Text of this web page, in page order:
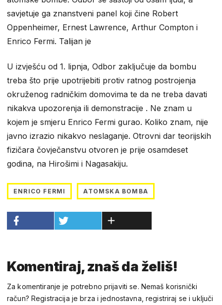
savjetuje ga znanstveni panel koji čine Robert
Oppenheimer, Ernest Lawrence, Arthur Compton i
Enrico Fermi. Talijan je
U izvješću od 1. lipnja, Odbor zaključuje da bombu
treba što prije upotrijebiti protiv ratnog postrojenja
okruženog radničkim domovima te da ne treba davati
nikakva upozorenja ili demonstracije . Ne znam u
kojem je smjeru Enrico Fermi gurao. Koliko znam, nije
javno izrazio nikakvo neslaganje. Otrovni dar teorijskih
fizičara čovječanstvu otvoren je prije osamdeset
godina, na Hirošimi i Nagasakiju.
ENRICO FERMI ATOMSKA BOMBA
Komentiraj, znaš da želiš!
Za komentiranje je potrebno prijaviti se. Nemaš korisnički
račun? Registracija je brza i jednostavna, registriraj se i uključi